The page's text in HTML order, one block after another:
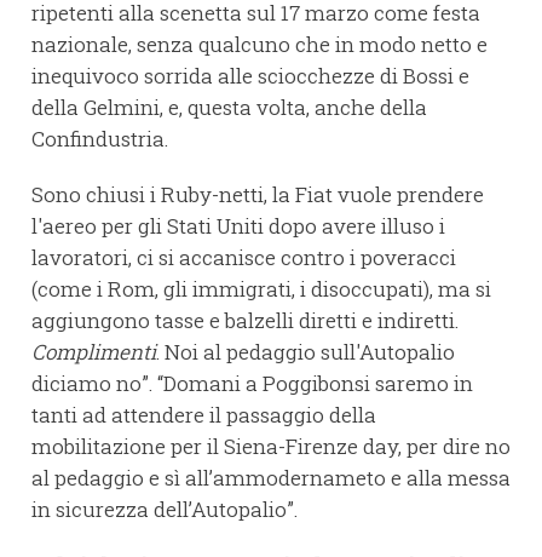
ripetenti alla scenetta sul 17 marzo come festa
nazionale, senza qualcuno che in modo netto e
inequivoco sorrida alle sciocchezze di Bossi e
della Gelmini, e, questa volta, anche della
Confindustria.
Sono chiusi i Ruby-netti, la Fiat vuole prendere
l'aereo per gli Stati Uniti dopo avere illuso i
lavoratori, ci si accanisce contro i poveracci
(come i Rom, gli immigrati, i disoccupati), ma si
aggiungono tasse e balzelli diretti e indiretti.
Complimenti. Noi al pedaggio sull'Autopalio
diciamo no”. “Domani a Poggibonsi saremo in
tanti ad attendere il passaggio della
mobilitazione per il Siena-Firenze day, per dire no
al pedaggio e sì all’ammodernameto e alla messa
in sicurezza dell’Autopalio”.